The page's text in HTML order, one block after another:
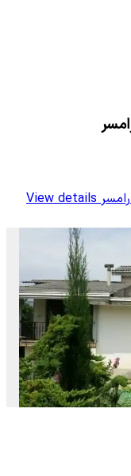
View details